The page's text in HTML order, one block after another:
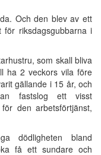
Och den blev av ett
för riksdagsgubbarna i
som skall bliva
ha 2 veckors vila före
gällande i 15 år, och
fastslog ett visst
den arbetsförtjänst,
dödligheten bland
få ett sundare och